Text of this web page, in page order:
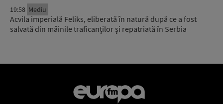
19:58 Mediu
Acvila imperială Feliks, eliberată în natură după ce a fost
salvată din mâinile traficanților și repatriată în Serbia